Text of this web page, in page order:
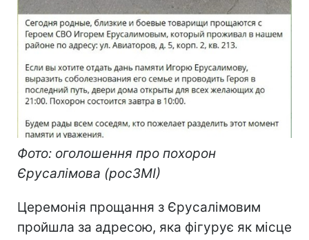
Фото: оголошення про похорон
Єрусалімова (росЗМІ)
Церемонія прощання з Єрусалімовим
пройшла за адресою, яка фігурує як місце